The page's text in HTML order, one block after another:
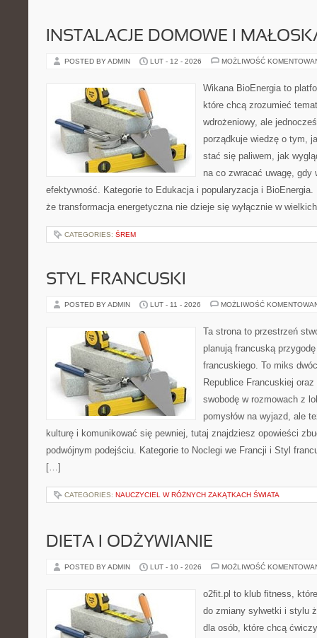
INSTALACJE DOMOWE I
POSTED BY ADMIN LUT - 12 - 2026 MOŻLIWOŚĆ
Wikana BioEnergia to
które chcą zrozumieć
wdrożeniowy, ale
porządkuje wiedzę o tym,
stać się paliwem, jak
na co zwracać uwagę, gdy
efektywność. Kategorie to Edukacja i popularyzacja i
że transformacja energetyczna nie dzieje się wyłącznie w
CATEGORIES: ŚREM
STYL FRANCUSKI
POSTED BY ADMIN LUT - 11 - 2026 MOŻLIWOŚĆ
Ta strona to przestrzeń
planują francuską
francuskiego. To miks
Republice Francuskiej
swobodę w rozmowach z
pomysłów na wyjazd, ale
kulturę i komunikować się pewniej, tutaj znajdziesz opowieści
podwójnym podejściu. Kategorie to Noclegi we Francji i Styl
[…]
CATEGORIES: NAUCZYCIEL W RÓŻNYCH ZAKĄTKACH ŚWIATA
DIETA I ODŻYWIANIE
POSTED BY ADMIN LUT - 10 - 2026 MOŻLIWOŚĆ
o2fit.pl to klub fitness,
do zmiany sylwetki i stylu
dla osób, które chcą